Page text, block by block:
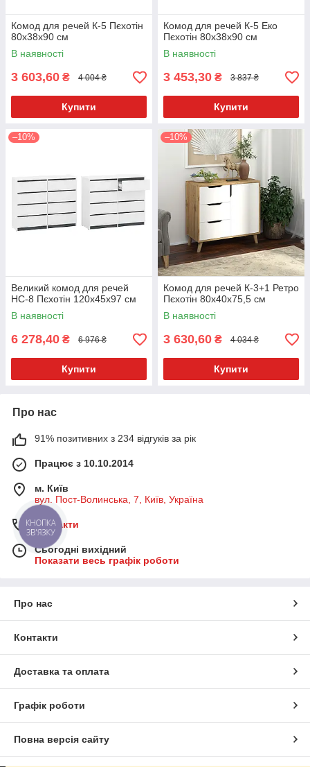
Комод для речей К-5 Пєхотін
80х38х90 см
В наявності
3 603,60 ₴ 4 004 ₴
Купити
Комод для речей К-5 Еко
Пєхотін 80х38х90 см
В наявності
3 453,30 ₴ 3 837 ₴
Купити
–10%
Великий комод для речей
НС-8 Пєхотін 120х45х97 см
В наявності
6 278,40 ₴ 6 976 ₴
Купити
–10%
Комод для речей К-3+1 Ретро
Пєхотін 80х40х75,5 см
В наявності
3 630,60 ₴ 4 034 ₴
Купити
Про нас
91% позитивних з 234 відгуків за рік
Працює з 10.10.2014
м. Київ
вул. Пост-Волинська, 7, Київ, Україна
Контакти
Сьогодні вихідний
Показати весь графік роботи
Про нас
Контакти
Доставка та оплата
Графік роботи
Повна версія сайту